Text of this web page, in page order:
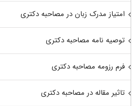
امتیاز مدرک زبان در مصاحبه دکتری
توصیه نامه مصاحبه دکتری
فرم رزومه مصاحبه دکتری
تاثیر مقاله در مصاحبه دکتری